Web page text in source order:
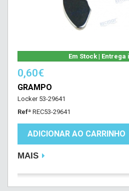
Em Stock |
0,60€
GRAMPO
Locker 53-29641
Refª REC53-29641
ADICIONAR AO CARRINHO
MAIS